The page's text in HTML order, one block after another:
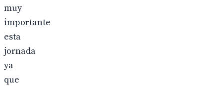
muy
importante
esta
jornada
ya
que